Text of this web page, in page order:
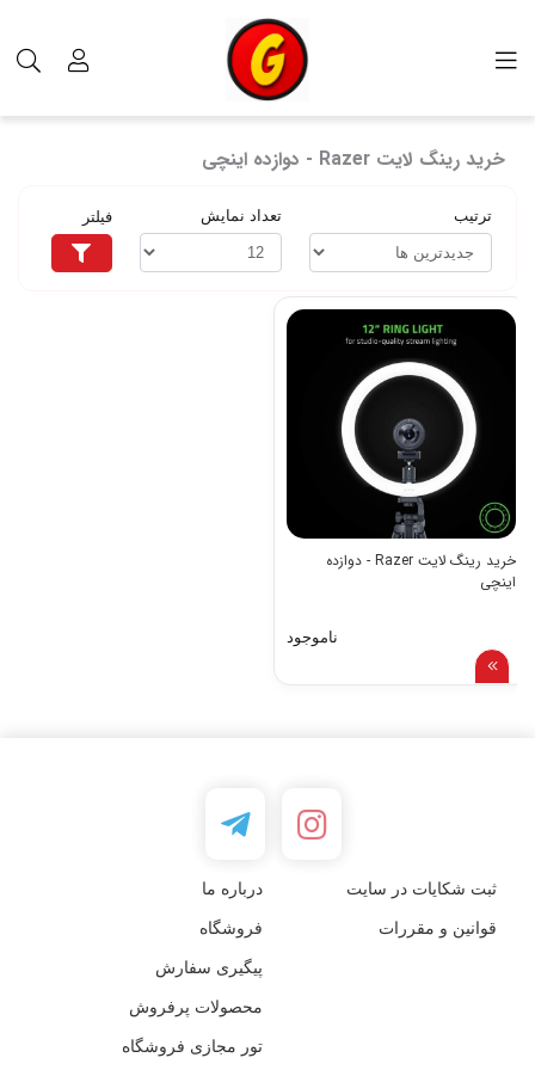
خرید رینگ لایت Razer - دوازده اینچی
خرید رینگ لایت Razer - دوازده اینچی
ترتیب تعداد نمایش فیلتر
خرید رینگ لایت Razer - دوازده
اینچی
ناموجود
ثبت شکایات در سایت درباره ما
قوانین و مقررات فروشگاه
پیگیری سفارش
محصولات پرفروش
تور مجازی فروشگاه